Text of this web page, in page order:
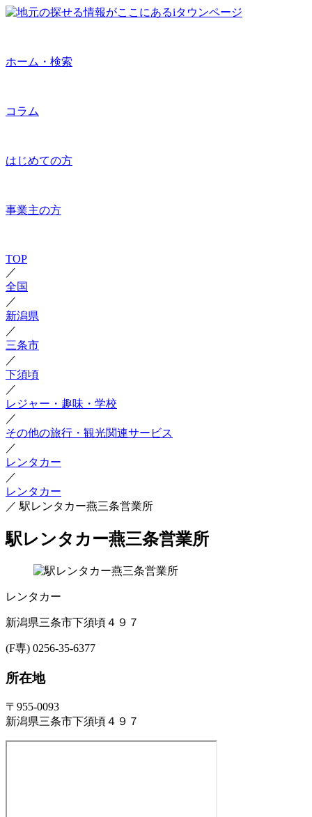
ホーム・検索
コラム
はじめての方
事業主の方
TOP
／
全国
／
新潟県
／
三条市
／
下須頃
／
レジャー・趣味・学校
／
その他の旅行・観光関連サービス
／
レンタカー
／
レンタカー
／ 駅レンタカー燕三条営業所
駅レンタカー燕三条営業所
レンタカー
新潟県三条市下須頃４９７
(F専) 0256-35-6377
所在地
〒955-0093
新潟県三条市下須頃４９７